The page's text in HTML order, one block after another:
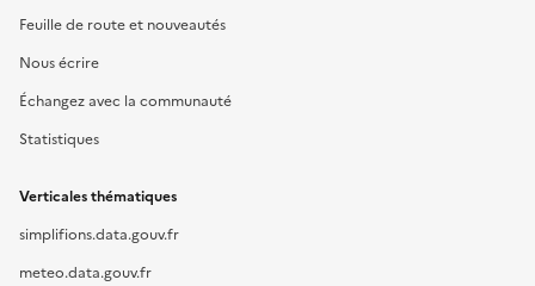
Feuille de route et nouveautés
Nous écrire
Échangez avec la communauté
Statistiques
Verticales thématiques
simplifions.data.gouv.fr
meteo.data.gouv.fr